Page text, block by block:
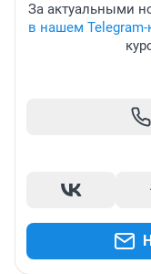
За актуальными
в нашем Telegram-